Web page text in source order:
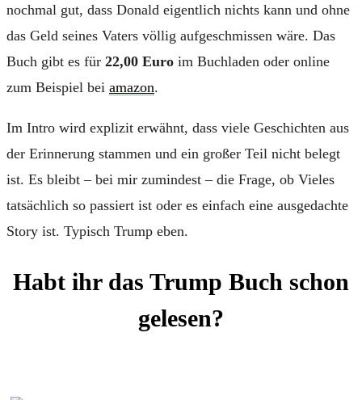
nochmal gut, dass Donald eigentlich nichts kann und ohne
das Geld seines Vaters völlig aufgeschmissen wäre. Das
Buch gibt es für 22,00 Euro im Buchladen oder online
zum Beispiel bei amazon.
Im Intro wird explizit erwähnt, dass viele Geschichten aus
der Erinnerung stammen und ein großer Teil nicht belegt
ist. Es bleibt – bei mir zumindest – die Frage, ob Vieles
tatsächlich so passiert ist oder es einfach eine ausgedachte
Story ist. Typisch Trump eben.
Habt ihr das Trump Buch schon
gelesen?